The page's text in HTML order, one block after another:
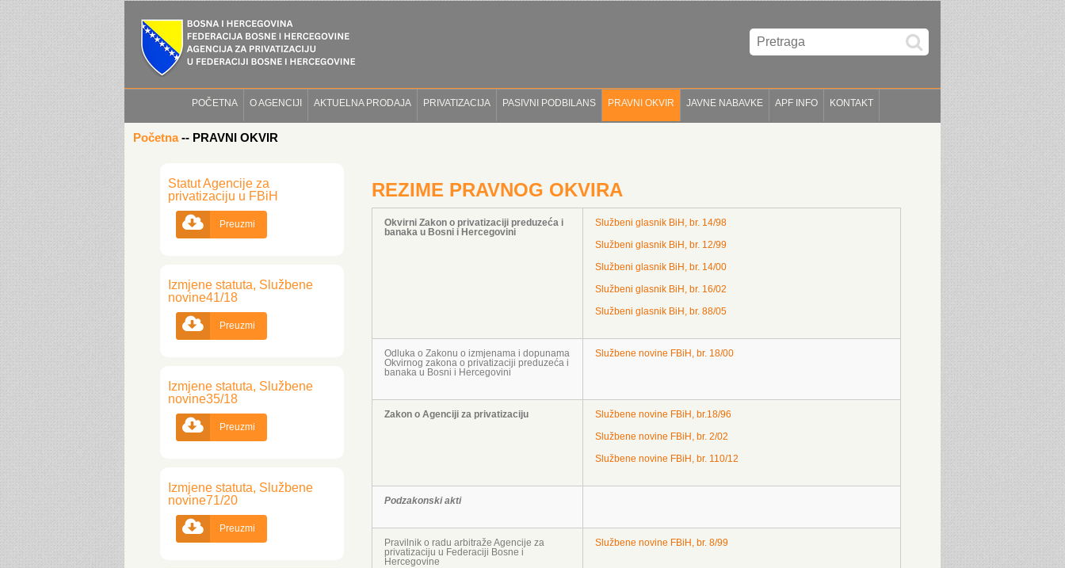
POČETNA O AGENCIJI AKTUELNA PRODAJA PRIVATIZACIJA PASIVNI PODBILANS PRAVNI OKVIR JAVNE NABAVKE APF INFO KONTAKT
Početna -- PRAVNI OKVIR
REZIME PRAVNOG OKVIRA
Okvirni Zakon o privatizaciji preduzeća i
banaka u Bosni i Hercegovini
Službeni glasnik BiH, br. 14/98
Službeni glasnik BiH, br. 12/99
Službeni glasnik BiH, br. 14/00
Službeni glasnik BiH, br. 16/02
Službeni glasnik BiH, br. 88/05
Odluka o Zakonu o izmjenama i dopunama
Okvirnog zakona o privatizaciji preduzeća i
banaka u Bosni i Hercegovini
Službene novine FBiH, br. 18/00
Zakon o Agenciji za privatizaciju
Službene novine FBiH, br.18/96
Službene novine FBiH, br. 2/02
Službene novine FBiH, br. 110/12
Podzakonski akti
Pravilnik o radu arbitraže Agencije za
privatizaciju u Federaciji Bosne i
Hercegovine
Službene novine FBiH, br. 8/99
Statut Agencije za
privatizaciju u FBiH
 Preuzmi
Izmjene statuta, Službene
novine41/18
 Preuzmi
Izmjene statuta, Službene
novine35/18
 Preuzmi
Izmjene statuta, Službene
novine71/20
 Preuzmi